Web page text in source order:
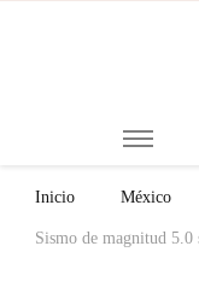
Inicio México
Sismo de magnitud 5.0